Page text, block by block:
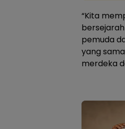
“Kita
pemuda
yang
merdeka